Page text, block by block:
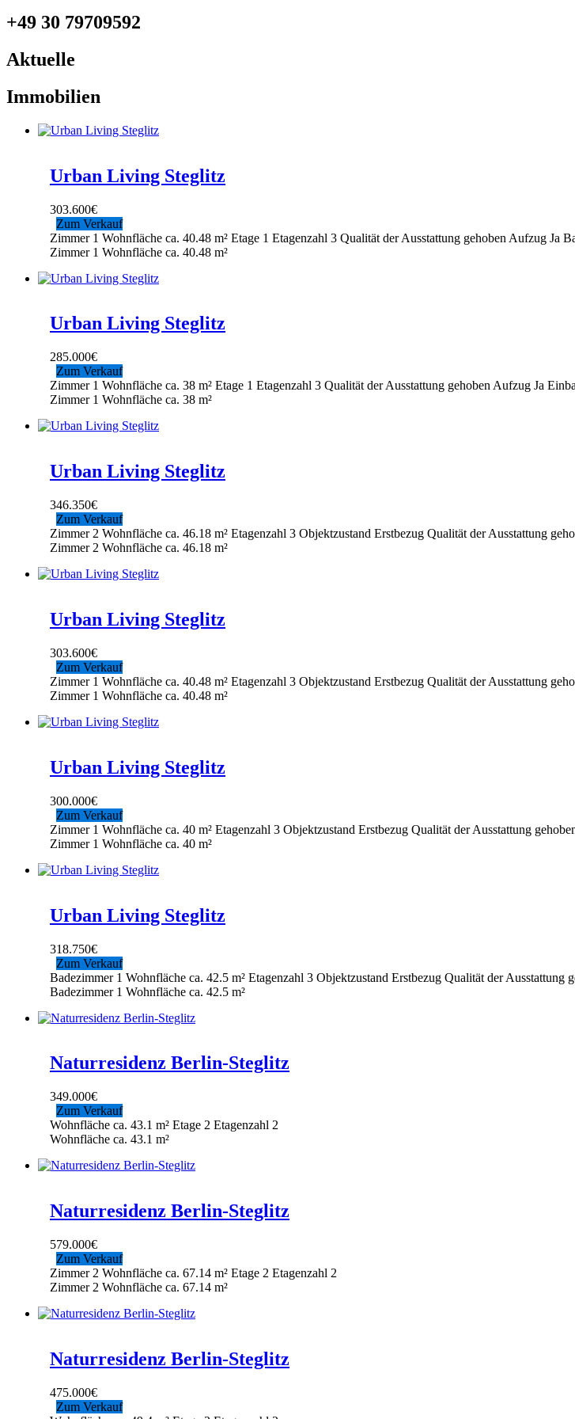
+49 30 79709592
Aktuelle
Immobilien
Urban Living Steglitz
303.600€
Zum Verkauf
Zimmer 1 Wohnfläche ca. 40.48 m² Etage 1 Etagenzahl 3 Qualität der Ausstattung gehoben Aufzug Ja
Zimmer 1 Wohnfläche ca. 40.48 m²
Urban Living Steglitz
285.000€
Zum Verkauf
Zimmer 1 Wohnfläche ca. 38 m² Etage 1 Etagenzahl 3 Qualität der Ausstattung gehoben Aufzug Ja
Zimmer 1 Wohnfläche ca. 38 m²
Urban Living Steglitz
346.350€
Zum Verkauf
Zimmer 2 Wohnfläche ca. 46.18 m² Etagenzahl 3 Objektzustand Erstbezug Qualität der Ausstattung
Zimmer 2 Wohnfläche ca. 46.18 m²
Urban Living Steglitz
303.600€
Zum Verkauf
Zimmer 1 Wohnfläche ca. 40.48 m² Etagenzahl 3 Objektzustand Erstbezug Qualität der Ausstattung
Zimmer 1 Wohnfläche ca. 40.48 m²
Urban Living Steglitz
300.000€
Zum Verkauf
Zimmer 1 Wohnfläche ca. 40 m² Etagenzahl 3 Objektzustand Erstbezug Qualität der Ausstattung
Zimmer 1 Wohnfläche ca. 40 m²
Urban Living Steglitz
318.750€
Zum Verkauf
Badezimmer 1 Wohnfläche ca. 42.5 m² Etagenzahl 3 Objektzustand Erstbezug Qualität der Ausstattung
Badezimmer 1 Wohnfläche ca. 42.5 m²
Naturresidenz Berlin-Steglitz
349.000€
Zum Verkauf
Wohnfläche ca. 43.1 m² Etage 2 Etagenzahl 2
Wohnfläche ca. 43.1 m²
Naturresidenz Berlin-Steglitz
579.000€
Zum Verkauf
Zimmer 2 Wohnfläche ca. 67.14 m² Etage 2 Etagenzahl 2
Zimmer 2 Wohnfläche ca. 67.14 m²
Naturresidenz Berlin-Steglitz
475.000€
Zum Verkauf